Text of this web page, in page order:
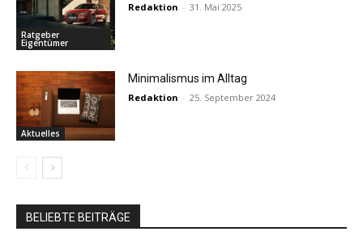
Ratgeber
Eigentümer
Redaktion - 31. Mai 2025
Aktuelles
Minimalismus im Alltag
Redaktion - 25. September 2024
BELIEBTE BEITRÄGE